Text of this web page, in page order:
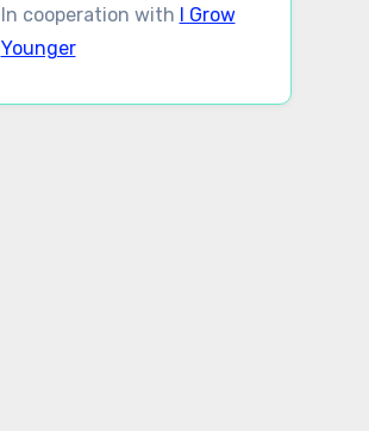
In cooperation with I Grow
Younger